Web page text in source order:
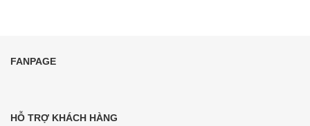
FANPAGE
HỖ TRỢ KHÁCH HÀNG